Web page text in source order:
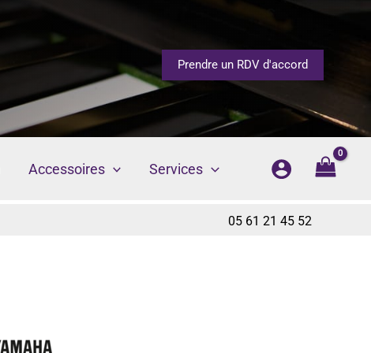
Prendre un RDV d'accord
Accessoires Services
05 61 21 45 52